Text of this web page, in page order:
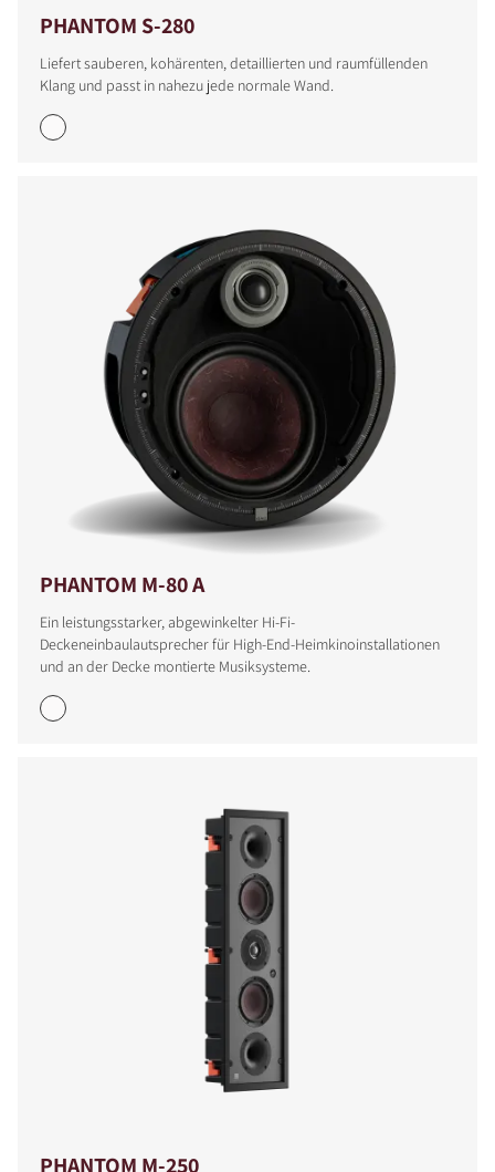
PHANTOM S-280
Liefert sauberen, kohärenten, detaillierten und raumfüllenden
Klang und passt in nahezu jede normale Wand.
PHANTOM M-80 A
Ein leistungsstarker, abgewinkelter Hi-Fi-
Deckeneinbaulautsprecher für High-End-Heimkinoinstallationen
und an der Decke montierte Musiksysteme.
PHANTOM M-250